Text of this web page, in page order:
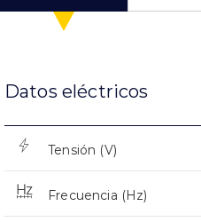
Datos eléctricos
Tensión (V)
Frecuencia (Hz)